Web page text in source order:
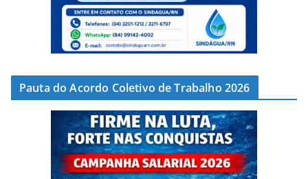
Pauta do Acordo Coletivo de Trabalho 2026